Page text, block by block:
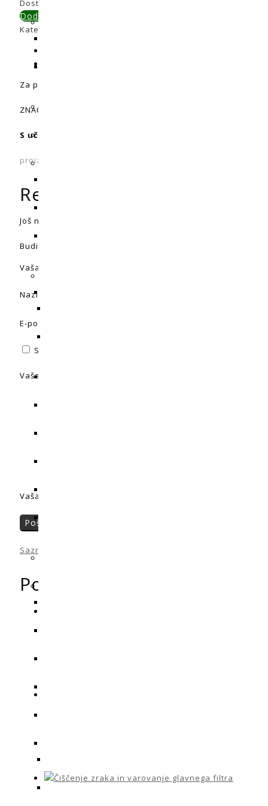
Dostupni:
Dodaj u primerjavu
Kategorije:
Za povoljne klimatske uvjete u našem uzgajalištu brinemo
ZNAČAJKE: 3 stupnja brzine, potrošnja: 45W.
S učinkom miješanja zraka!
proizvod trenutno nije dostupan
Recenzije
Još nema recenzija.
Budite prvi koji će recenzirati “Kutija ventilatora – rotacijska
Vaša adresa e-pošte neće biti objavljena.
Naziv
E-pošta
Spremi moje ime, e-poštu i web-stranicu u ovom
Vaša ocjena
Vaša recenzija:
Saznajte kako se obrađuju podaci komentara
Povezani proizvodi